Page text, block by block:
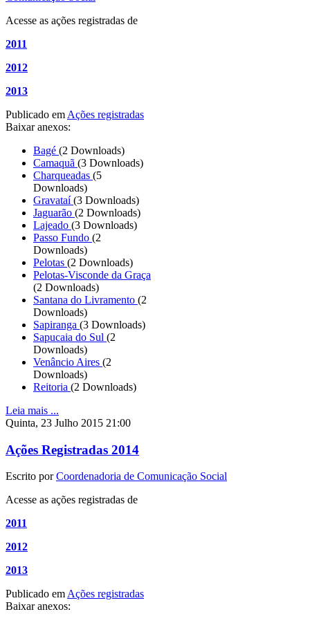
Acesse as ações registradas de
2011
2012
2013
Publicado em Ações registradas
Baixar anexos:
Bagé (2 Downloads)
Camaquã (3 Downloads)
Charqueadas (5
Downloads)
Gravataí(3 Downloads)
Jaguarão (2 Downloads)
Lajeado (3 Downloads)
Passo Fundo (2
Downloads)
Pelotas (2 Downloads)
Pelotas-Visconde da Graça
(2 Downloads)
Santana do Livramento (2
Downloads)
Sapiranga (3 Downloads)
Sapucaia do Sul (2
Downloads)
Venâncio Aires (2
Downloads)
Reitoria (2 Downloads)
Leia mais ...
Quinta, 23 Julho 2015 21:00
Ações Registradas 2014
Escrito porCoordenadoria de Comunicação Social
Acesse as ações registradas de
2011
2012
2013
Publicado em Ações registradas
Baixar anexos: